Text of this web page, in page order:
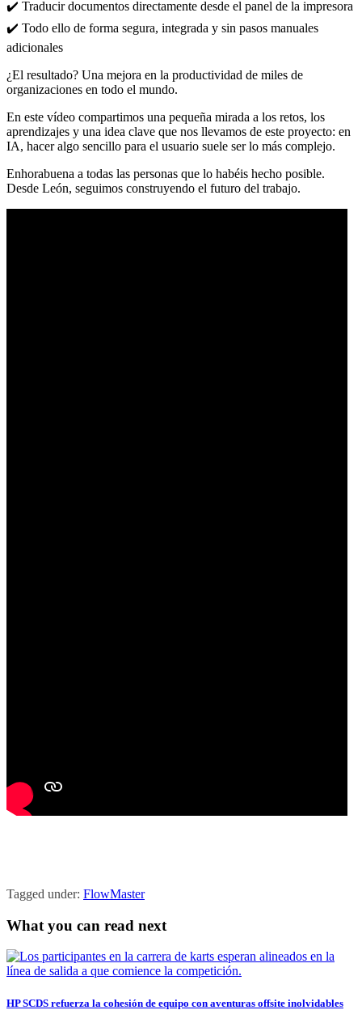
✔️ Traducir documentos directamente desde el panel de la impresora
✔️ Todo ello de forma segura, integrada y sin pasos manuales
adicionales
¿El resultado? Una mejora en la productividad de miles de
organizaciones en todo el mundo.
En este vídeo compartimos una pequeña mirada a los retos, los
aprendizajes y una idea clave que nos llevamos de este proyecto: en
IA, hacer algo sencillo para el usuario suele ser lo más complejo.
Enhorabuena a todas las personas que lo habéis hecho posible.
Desde León, seguimos construyendo el futuro del trabajo.
Tagged under: FlowMaster
What you can read next
HP SCDS refuerza la cohesión de equipo con aventuras offsite inolvidables